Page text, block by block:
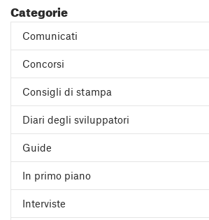
Categorie
Comunicati
Concorsi
Consigli di stampa
Diari degli sviluppatori
Guide
In primo piano
Interviste